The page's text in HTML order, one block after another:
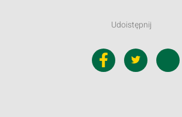
Udoistępnij